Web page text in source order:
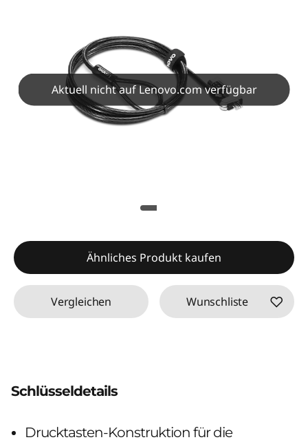
Aktuell nicht auf Lenovo.com verfügbar
Ähnliches Produkt kaufen
Vergleichen Wunschliste
Schlüsseldetails
Drucktasten-Konstruktion für die